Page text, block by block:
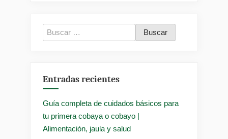
Buscar:
Entradas recientes
Guía completa de cuidados básicos para
tu primera cobaya o cobayo |
Alimentación, jaula y salud